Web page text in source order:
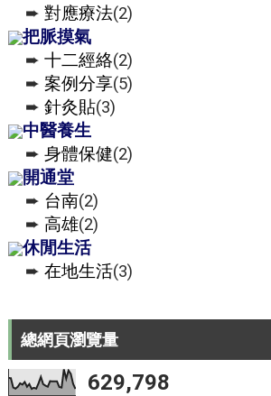
➨ 對應療法(2)
把脈摸氣
➨ 十二經絡(2)
➨ 案例分享(5)
➨ 針灸貼(3)
中醫養生
➨ 身體保健(2)
開通堂
➨ 台南(2)
➨ 高雄(2)
休閒生活
➨ 在地生活(3)
總網頁瀏覽量
629,798